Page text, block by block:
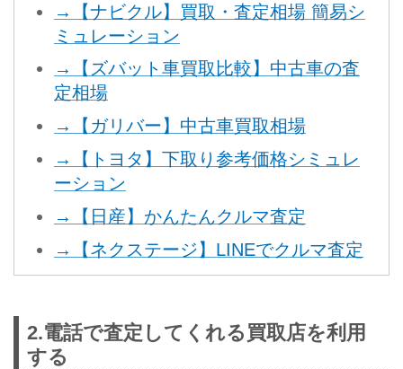
→【ナビクル】買取・査定相場 簡易シ
ミュレーション
→【ズバット車買取比較】中古車の査
定相場
→【ガリバー】中古車買取相場
→【トヨタ】下取り参考価格シミュレ
ーション
→【日産】かんたんクルマ査定
→【ネクステージ】LINEでクルマ査定
2.電話で査定してくれる買取店を利用
する